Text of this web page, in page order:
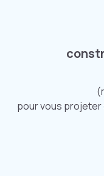
pour vous projeter